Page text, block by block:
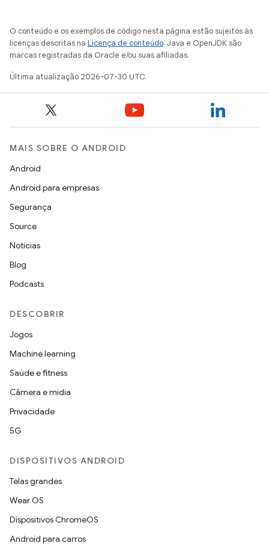
O conteúdo e os exemplos de código nesta página estão sujeitos às
licenças descritas na Licença de conteúdo. Java e OpenJDK são
marcas registradas da Oracle e/ou suas afiliadas.
Última atualização 2026-07-30 UTC.
MAIS SOBRE O ANDROID
Android
Android para empresas
Segurança
Source
Notícias
Blog
Podcasts
DESCOBRIR
Jogos
Machine learning
Saúde e fitness
Câmera e mídia
Privacidade
5G
DISPOSITIVOS ANDROID
Telas grandes
Wear OS
Dispositivos ChromeOS
Android para carros